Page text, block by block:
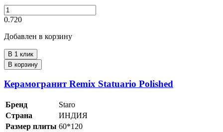
0.720
Добавлен в корзину
В 1 клик
В корзину
Керамогранит Remix Statuario Polished
Бренд
Staro
Страна
ИНДИЯ
Размер плиты 60*120